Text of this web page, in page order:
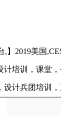
】2019美国
计培训，课堂
设计兵团培训